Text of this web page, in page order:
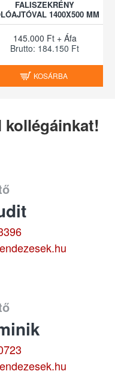
FALISZEKRÉNY
1400X500 MM
145.000 Ft + Áfa
Brutto: 184.150 Ft
KOSÁRBA
kollégáinkat!